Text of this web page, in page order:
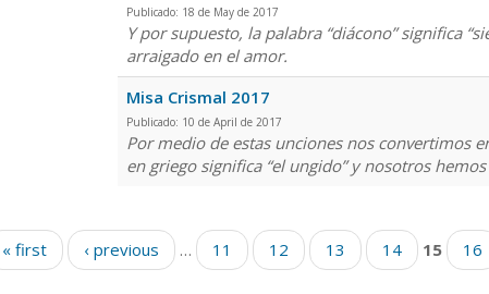
Publicado: 18 de May de 2017
Y por supuesto, la palabra “diácono” significa
arraigado en el amor.
Misa Crismal 2017
Publicado: 10 de April de 2017
Por medio de estas unciones nos convertimos
en griego significa “el ungido” y nosotros
« first ‹ previous … 11 12 13 14 15 16